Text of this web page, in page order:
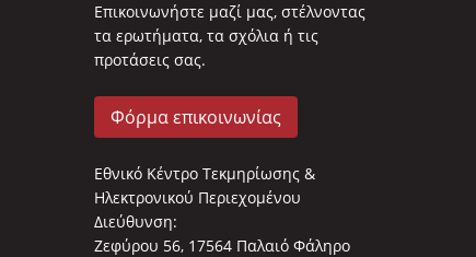
Επικοινωνήστε μαζί μας, στέλνοντας
τα ερωτήματα, τα σχόλια ή τις
προτάσεις σας.
Φόρμα επικοινωνίας
Εθνικό Κέντρο Τεκμηρίωσης &
Ηλεκτρονικού Περιεχομένου
Διεύθυνση:
Ζεφύρου 56, 17564 Παλαιό Φάληρο